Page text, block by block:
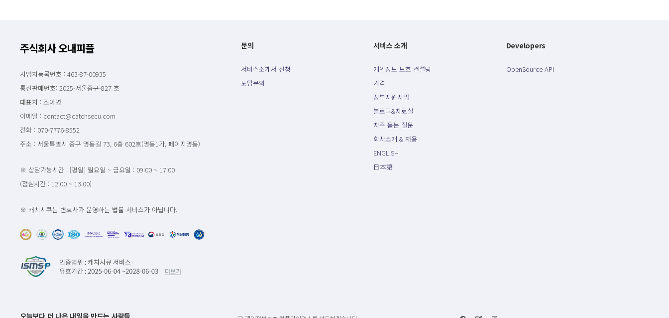
주식회사 오내피플
사업자등록번호 : 463-87-00935
통신판매번호: 2025-서울중구-827 호
대표자 : 조아영
이메일 : contact@catchsecu.com
전화 : 070-7776-8552
주소 : 서울특별시 중구 명동길 73, 6층 602호(명동1가, 페이지명동)
※ 상담가능시간 : [평일] 월요일 ~ 금요일 : 09:00 ~ 17:00
(점심시간 : 12:00 ~ 13:00)
※ 캐치시큐는 변호사가 운영하는 법률 서비스가 아닙니다.
문의
서비스소개서 신청
도입문의
서비스 소개
개인정보 보호 컨설팅
가격
정부지원사업
블로그&자료실
자주 묻는 질문
회사소개 & 채용
ENGLISH
日本語
Developers
OpenSource API
오늘보다 더 나은 내일을 만드는 사람들